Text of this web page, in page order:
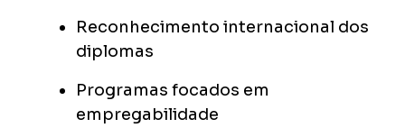
Reconhecimento internacional dos
diplomas
Programas focados em
empregabilidade